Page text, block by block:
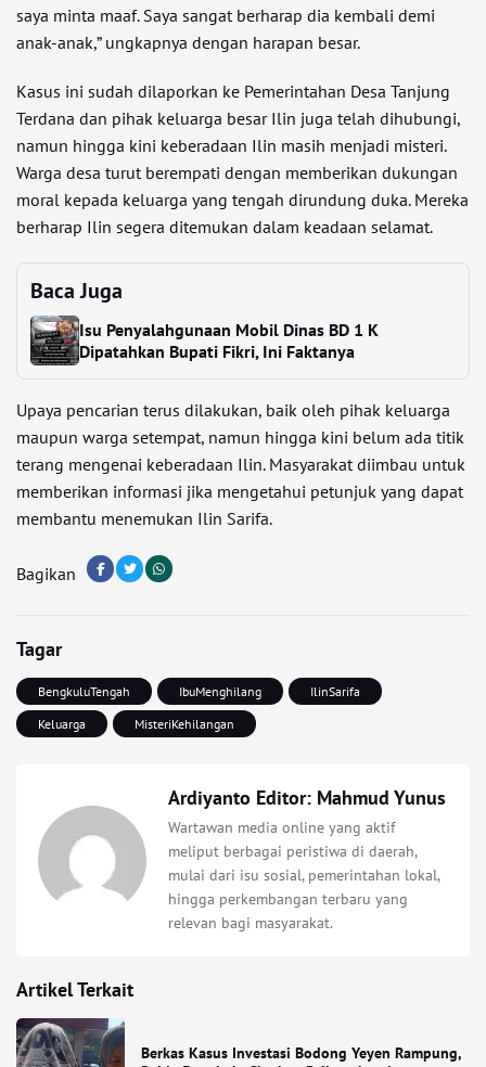
saya minta maaf. Saya sangat berharap dia kembali demi
anak-anak,” ungkapnya dengan harapan besar.
Kasus ini sudah dilaporkan ke Pemerintahan Desa Tanjung
Terdana dan pihak keluarga besar Ilin juga telah dihubungi,
namun hingga kini keberadaan Ilin masih menjadi misteri.
Warga desa turut berempati dengan memberikan dukungan
moral kepada keluarga yang tengah dirundung duka. Mereka
berharap Ilin segera ditemukan dalam keadaan selamat.
Baca Juga
Isu Penyalahgunaan Mobil Dinas BD 1 K
Dipatahkan Bupati Fikri, Ini Faktanya
Upaya pencarian terus dilakukan, baik oleh pihak keluarga
maupun warga setempat, namun hingga kini belum ada titik
terang mengenai keberadaan Ilin. Masyarakat diimbau untuk
memberikan informasi jika mengetahui petunjuk yang dapat
membantu menemukan Ilin Sarifa.
Bagikan
Tagar
BengkuluTengah IbuMenghilang
IlinSarifa
Keluarga
MisteriKehilangan
Ardiyanto Editor: Mahmud Yunus
Wartawan media online yang aktif
meliput berbagai peristiwa di daerah,
mulai dari isu sosial, pemerintahan lokal,
hingga perkembangan terbaru yang
relevan bagi masyarakat.
Artikel Terkait
Berkas Kasus Investasi Bodong Yeyen Rampung,